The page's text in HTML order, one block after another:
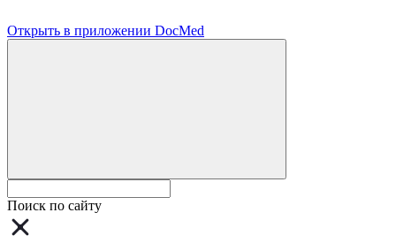
Открыть в приложении DocMed
Поиск по сайту